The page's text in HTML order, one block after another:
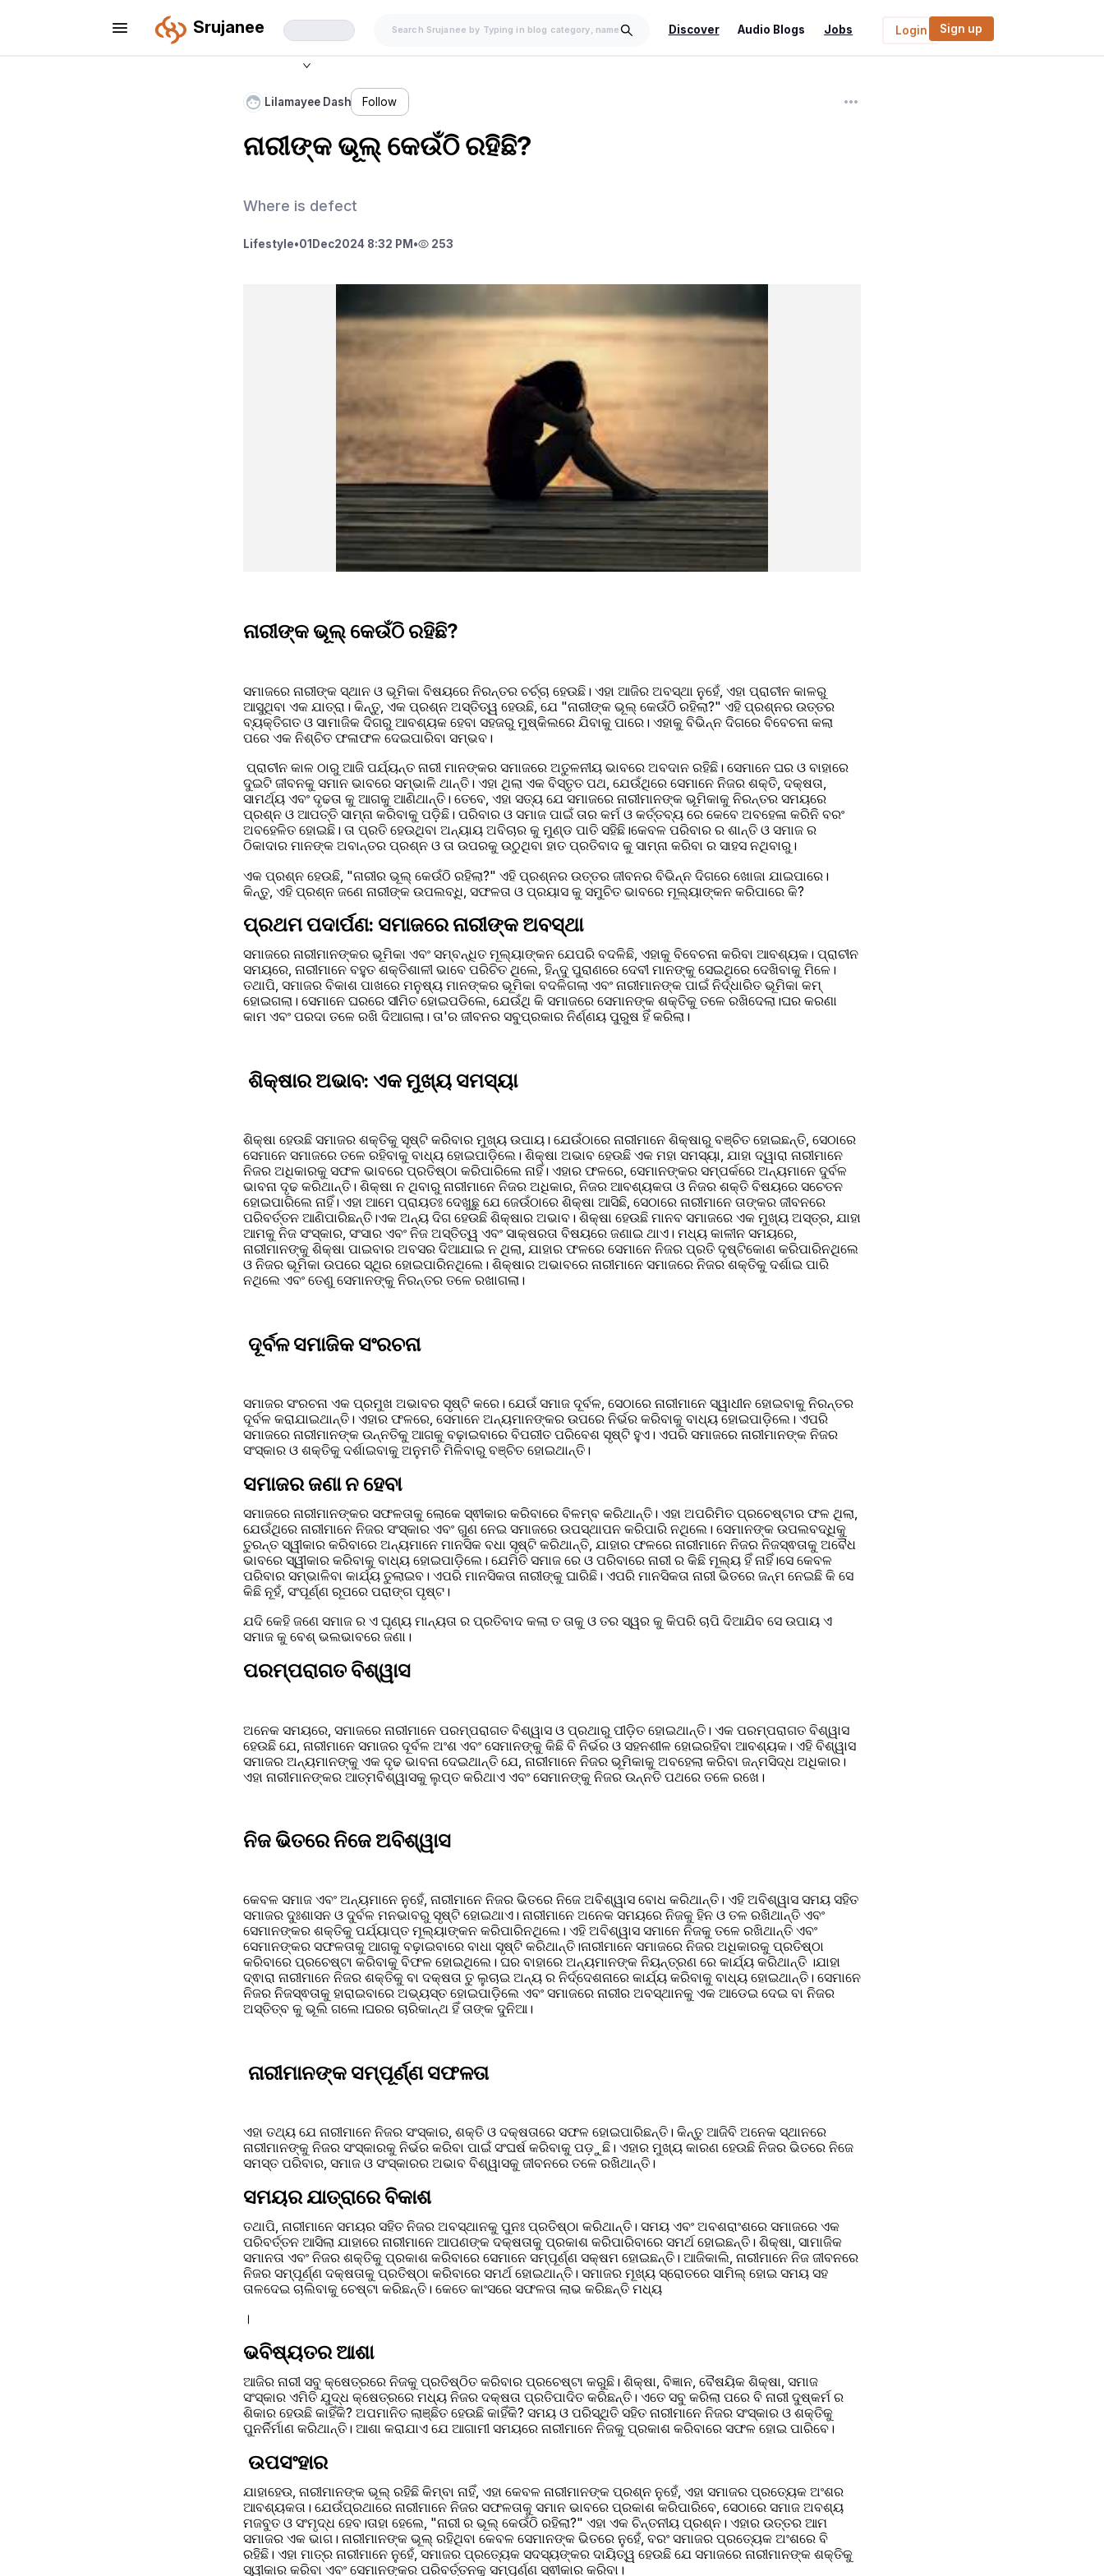
Srujanee Discover Audio Blogs Jobs Login Sign up
Lilamayee Dash Follow
ନାରୀଙ୍କ ଭୂଲ୍ କେଉଁଠି ରହିଛି?
Where is defect
Lifestyle•01 Dec2024 8:32 PM • 253
ନାରୀଙ୍କ ଭୂଲ୍ କେଉଁଠି ରହିଛି?
ସମାଜରେ ନାରୀଙ୍କ ସ୍ଥାନ ଓ ଭୂମିକା ବିଷୟରେ ନିରନ୍ତର ଚର୍ଚ୍ଚା ହେଉଛି। ଏହା ଆଜିର ଅବସ୍ଥା ନୁହେଁ, ଏହା ପ୍ରାଚୀନ କାଳରୁ
ଆସୁଥିବା ଏକ ଯାତ୍ରା। କିନ୍ତୁ, ଏକ ପ୍ରଶ୍ନ ଅସ୍ତିତ୍ୱ ହେଉଛି, ଯେ "ନାରୀଙ୍କ ଭୂଲ୍ କେଉଁଠି ରହିଲା?" ଏହି ପ୍ରଶ୍ନର ଉତ୍ତର
ବ୍ୟକ୍ତିଗତ ଓ ସାମାଜିକ ଦିଗରୁ ଆବଶ୍ୟକ ହେବା ସହଜରୁ ମୁଷ୍କିଲରେ ଯିବାକୁ ପାରେ। ଏହାକୁ ବିଭିନ୍ନ ଦିଗରେ ବିବେଚନା କଲା
ପରେ ଏକ ନିଶ୍ଚିତ ଫଳାଫଳ ଦେଇପାରିବା ସମ୍ଭବ।
ପ୍ରାଚୀନ କାଳ ଠାରୁ ଆଜି ପର୍ଯ୍ୟନ୍ତ ନାରୀ ମାନଙ୍କର ସମାଜରେ ଅତୁଳନୀୟ ଭାବରେ ଅବଦାନ ରହିଛି। ସେମାନେ ଘର ଓ ବାହାରେ
ଦୁଇଟି ଜୀବନକୁ ସମାନ ଭାବରେ ସମ୍ଭାଳି ଥାନ୍ତି। ଏହା ଥିଲା ଏକ ବିସ୍ତୃତ ପଥ, ଯେଉଁଥିରେ ସେମାନେ ନିଜର ଶକ୍ତି, ଦକ୍ଷତା,
ସାମର୍ଥ୍ୟ ଏବଂ ଦୃଢତା କୁ ଆଗକୁ ଆଣିଥାନ୍ତି। ତେବେ, ଏହା ସତ୍ୟ ଯେ ସମାଜରେ ନାରୀମାନଙ୍କ ଭୂମିକାକୁ ନିରନ୍ତର ସମୟରେ
ପ୍ରଶ୍ନ ଓ ଆପତ୍ତି ସାମ୍ନା କରିବାକୁ ପଡ଼ିଛି। ପରିବାର ଓ ସମାଜ ପାଇଁ ତାର କର୍ମ ଓ କର୍ତ୍ତବ୍ୟ ରେ କେବେ ଅବହେଳା କରିନି ବରଂ
ଅବହେଳିତ ହୋଇଛି। ତା ପ୍ରତି ହେଉଥିବା ଅନ୍ୟାୟ ଅବିଚାର କୁ ମୁଣ୍ଡ ପାତି ସହିଛି।କେବଳ ପରିବାର ର ଶାନ୍ତି ଓ ସମାଜ ର
ଠିକାଦାର ମାନଙ୍କ ଅବାନ୍ତର ପ୍ରଶ୍ନ ଓ ତା ଉପରକୁ ଉଠୁଥିବା ହାତ ପ୍ରତିବାଦ କୁ ସାମ୍ନା କରିବା ର ସାହସ ନଥିବାରୁ।
ଏକ ପ୍ରଶ୍ନ ହେଉଛି, "ନାରୀର ଭୂଲ୍ କେଉଁଠି ରହିଲା?" ଏହି ପ୍ରଶ୍ନର ଉତ୍ତର ଜୀବନର ବିଭିନ୍ନ ଦିଗରେ ଖୋଜା ଯାଇପାରେ।
କିନ୍ତୁ, ଏହି ପ୍ରଶ୍ନ ଜଣେ ନାରୀଙ୍କ ଉପଲବ୍ଧି, ସଫଳତା ଓ ପ୍ରୟାସ କୁ ସମୁଚିତ ଭାବରେ ମୂଲ୍ୟାଙ୍କନ କରିପାରେ କି?
ପ୍ରଥମ ପଦାର୍ପଣ: ସମାଜରେ ନାରୀଙ୍କ ଅବସ୍ଥା
ସମାଜରେ ନାରୀମାନଙ୍କର ଭୂମିକା ଏବଂ ସମ୍ବନ୍ଧିତ ମୂଲ୍ୟାଙ୍କନ ଯେପରି ବଦଳିଛି, ଏହାକୁ ବିବେଚନା କରିବା ଆବଶ୍ୟକ। ପ୍ରାଚୀନ
ସମୟରେ, ନାରୀମାନେ ବହୁତ ଶକ୍ତିଶାଳୀ ଭାବେ ପରିଚିତ ଥିଲେ, ହିନ୍ଦୁ ପୁରାଣରେ ଦେବୀ ମାନଙ୍କୁ ସେଇଥିରେ ଦେଖିବାକୁ ମିଳେ।
ତଥାପି, ସମାଜର ବିକାଶ ପାଖରେ ମନୁଷ୍ୟ ମାନଙ୍କର ଭୂମିକା ବଦଳିଗଲା ଏବଂ ନାରୀମାନଙ୍କ ପାଇଁ ନିର୍ଦ୍ଧାରିତ ଭୂମିକା କମ୍
ହୋଇଗଲା। ସେମାନେ ଘରରେ ସୀମିତ ହୋଇପଡିଲେ, ଯେଉଁଥି କି ସମାଜରେ ସେମାନଙ୍କ ଶକ୍ତିକୁ ତଳେ ରଖିଦେଲା।ଘର କରଣା
କାମ ଏବଂ ପରଦା ତଳେ ରଖି ଦିଆଗଲା। ତା'ର ଜୀବନର ସବୁପ୍ରକାର ନିର୍ଣ୍ଣୟ ପୁରୁଷ ହିଁ କରିଲା।
ଶିକ୍ଷାର ଅଭାବ: ଏକ ମୁଖ୍ୟ ସମସ୍ୟା
ଶିକ୍ଷା ହେଉଛି ସମାଜର ଶକ୍ତିକୁ ସୃଷ୍ଟି କରିବାର ମୁଖ୍ୟ ଉପାୟ। ଯେଉଁଠାରେ ନାରୀମାନେ ଶିକ୍ଷାରୁ ବଞ୍ଚିତ ହୋଇଛନ୍ତି, ସେଠାରେ
ସେମାନେ ସମାଜରେ ତଳେ ରହିବାକୁ ବାଧ୍ୟ ହୋଇପାଡ଼ିଲେ। ଶିକ୍ଷା ଅଭାବ ହେଉଛି ଏକ ମହା ସମସ୍ୟା, ଯାହା ଦ୍ୱାରା ନାରୀମାନେ
ନିଜର ଅଧିକାରକୁ ସଫଳ ଭାବରେ ପ୍ରତିଷ୍ଠା କରିପାରିଲେ ନାହିଁ। ଏହାର ଫଳରେ, ସେମାନଙ୍କର ସମ୍ପର୍କରେ ଅନ୍ୟମାନେ ଦୁର୍ବଳ
ଭାବନା ଦୃଢ କରିଥାନ୍ତି। ଶିକ୍ଷା ନ ଥିବାରୁ ନାରୀମାନେ ନିଜର ଅଧିକାର, ନିଜର ଆବଶ୍ୟକତା ଓ ନିଜର ଶକ୍ତି ବିଷୟରେ ସଚେତନ
ହୋଇପାରିଲେ ନାହିଁ। ଏହା ଆମେ ପ୍ରାୟତଃ ଦେଖୁଛୁ ଯେ ଜେଉଁଠାରେ ଶିକ୍ଷା ଆସିଛି, ସେଠାରେ ନାରୀମାନେ ତାଙ୍କର ଜୀବନରେ
ପରିବର୍ତ୍ତନ ଆଣିପାରିଛନ୍ତି।ଏକ ଅନ୍ୟ ଦିଗ ହେଉଛି ଶିକ୍ଷାର ଅଭାବ। ଶିକ୍ଷା ହେଉଛି ମାନବ ସମାଜରେ ଏକ ମୁଖ୍ୟ ଅସ୍ତ୍ର, ଯାହା
ଆମକୁ ନିଜ ସଂସ୍କାର, ସଂସାର ଏବଂ ନିଜ ଅସ୍ତିତ୍ୱ ଏବଂ ସାକ୍ଷରତା ବିଷୟରେ ଜଣାଇ ଥାଏ। ମଧ୍ୟ କାଳୀନ ସମୟରେ,
ନାରୀମାନଙ୍କୁ ଶିକ୍ଷା ପାଇବାର ଅବସର ଦିଆଯାଇ ନ ଥିଲା, ଯାହାର ଫଳରେ ସେମାନେ ନିଜର ପ୍ରତି ଦୃଷ୍ଟିକୋଣ କରିପାରିନଥିଲେ
ଓ ନିଜର ଭୂମିକା ଉପରେ ସ୍ଥିର ହୋଇପାରିନଥିଲେ। ଶିକ୍ଷାର ଅଭାବରେ ନାରୀମାନେ ସମାଜରେ ନିଜର ଶକ୍ତିକୁ ଦର୍ଶାଇ ପାରି
ନଥିଲେ ଏବଂ ତେଣୁ ସେମାନଙ୍କୁ ନିରନ୍ତର ତଳେ ରଖାଗଲା।
ଦୂର୍ବଳ ସମାଜିକ ସଂରଚନା
ସମାଜର ସଂରଚନା ଏକ ପ୍ରମୁଖ ଅଭାବର ସୃଷ୍ଟି କରେ। ଯେଉଁ ସମାଜ ଦୂର୍ବଳ, ସେଠାରେ ନାରୀମାନେ ସ୍ୱାଧୀନ ହୋଇବାକୁ ନିରନ୍ତର
ଦୂର୍ବଳ କରାଯାଇଥାନ୍ତି। ଏହାର ଫଳରେ, ସେମାନେ ଅନ୍ୟମାନଙ୍କର ଉପରେ ନିର୍ଭର କରିବାକୁ ବାଧ୍ୟ ହୋଇପାଡ଼ିଲେ। ଏପରି
ସମାଜରେ ନାରୀମାନଙ୍କ ଉନ୍ନତିକୁ ଆଗକୁ ବଢ଼ାଇବାରେ ବିପରୀତ ପରିବେଶ ସୃଷ୍ଟି ହୁଏ। ଏପରି ସମାଜରେ ନାରୀମାନଙ୍କ ନିଜର
ସଂସ୍କାର ଓ ଶକ୍ତିକୁ ଦର୍ଶାଇବାକୁ ଅନୁମତି ମିଳିବାରୁ ବଞ୍ଚିତ ହୋଇଥାନ୍ତି।
ସମାଜର ଜଣା ନ ହେବା
ସମାଜରେ ନାରୀମାନଙ୍କର ସଫଳତାକୁ ଲୋକେ ସ୍ଵୀକାର କରିବାରେ ବିଳମ୍ବ କରିଥାନ୍ତି। ଏହା ଅପରିମିତ ପ୍ରଚେଷ୍ଟାର ଫଳ ଥିଲା,
ଯେଉଁଥିରେ ନାରୀମାନେ ନିଜର ସଂସ୍କାର ଏବଂ ଗୁଣ ନେଇ ସମାଜରେ ଉପସ୍ଥାପନ କରିପାରି ନଥିଲେ। ସେମାନଙ୍କ ଉପଲବଦ୍ଧିକୁ
ତୁରନ୍ତ ସ୍ୱୀକାର କରିବାରେ ଅନ୍ୟମାନେ ମାନସିକ ବଧା ସୃଷ୍ଟି କରିଥାନ୍ତି, ଯାହାର ଫଳରେ ନାରୀମାନେ ନିଜର ନିଜସ୍ଵତାକୁ ଅବୈଧ
ଭାବରେ ସ୍ୱୀକାର କରିବାକୁ ବାଧ୍ୟ ହୋଇପାଡ଼ିଲେ। ଯେମିତି ସମାଜ ରେ ଓ ପରିବାରେ ନାରୀ ର କିଛି ମୂଲ୍ୟ ହିଁ ନାହିଁ।ସେ କେବଳ
ପରିବାର ସମ୍ଭାଳିବା କାର୍ଯ୍ୟ ତୁଲାଇବ। ଏପରି ମାନସିକତା ନାରୀଙ୍କୁ ଘାରିଛି। ଏପରି ମାନସିକତା ନାରୀ ଭିତରେ ଜନ୍ମ ନେଇଛି କି ସେ
କିଛି ନୂହଁ, ସଂପୂର୍ଣ୍ଣ ରୂପରେ ପରାଙ୍ଗ ପୃଷ୍ଟ।
ଯଦି କେହି ଜଣେ ସମାଜ ର ଏ ଘୃଣ୍ୟ ମାନ୍ୟତା ର ପ୍ରତିବାଦ କଲା ତ ତାକୁ ଓ ତର ସ୍ୱର କୁ କିପରି ଚାପି ଦିଆଯିବ ସେ ଉପାୟ ଏ
ସମାଜ କୁ ବେଶ୍ ଭଲଭାବରେ ଜଣା।
ପରମ୍ପରାଗତ ବିଶ୍ୱାସ
ଅନେକ ସମୟରେ, ସମାଜରେ ନାରୀମାନେ ପରମ୍ପରାଗତ ବିଶ୍ୱାସ ଓ ପ୍ରଥାରୁ ପୀଡ଼ିତ ହୋଇଥାନ୍ତି। ଏକ ପରମ୍ପରାଗତ ବିଶ୍ୱାସ
ହେଉଛି ଯେ, ନାରୀମାନେ ସମାଜର ଦୂର୍ବଳ ଅଂଶ ଏବଂ ସେମାନଙ୍କୁ କିଛି ବି ନିର୍ଭର ଓ ସହନଶୀଳ ହୋଇରହିବା ଆବଶ୍ୟକ। ଏହି ବିଶ୍ୱାସ
ସମାଜର ଅନ୍ୟମାନଙ୍କୁ ଏକ ଦୃଢ ଭାବନା ଦେଇଥାନ୍ତି ଯେ, ନାରୀମାନେ ନିଜର ଭୂମିକାକୁ ଅବହେଲା କରିବା ଜନ୍ମସିଦ୍ଧ ଅଧିକାର।
ଏହା ନାରୀମାନଙ୍କର ଆତ୍ମବିଶ୍ୱାସକୁ ଲୁପ୍ତ କରିଥାଏ ଏବଂ ସେମାନଙ୍କୁ ନିଜର ଉନ୍ନତି ପଥରେ ତଳେ ରଖେ।
ନିଜ ଭିତରେ ନିଜେ ଅବିଶ୍ୱାସ
କେବଳ ସମାଜ ଏବଂ ଅନ୍ୟମାନେ ନୁହେଁ, ନାରୀମାନେ ନିଜର ଭିତରେ ନିଜେ ଅବିଶ୍ୱାସ ବୋଧ କରିଥାନ୍ତି। ଏହି ଅବିଶ୍ୱାସ ସମୟ ସହିତ
ସମାଜର ଦୁଃଶାସନ ଓ ଦୁର୍ବଳ ମନଭାବରୁ ସୃଷ୍ଟି ହୋଇଥାଏ। ନାରୀମାନେ ଅନେକ ସମୟରେ ନିଜକୁ ହିନ ଓ ତଳ ରଖିଥାନ୍ତି ଏବଂ
ସେମାନଙ୍କର ଶକ୍ତିକୁ ପର୍ଯ୍ୟାପ୍ତ ମୂଲ୍ୟାଙ୍କନ କରିପାରିନଥିଲେ। ଏହି ଅବିଶ୍ୱାସ ସମାନେ ନିଜକୁ ତଳେ ରଖିଥାନ୍ତି ଏବଂ
ସେମାନଙ୍କର ସଫଳତାକୁ ଆଗକୁ ବଢ଼ାଇବାରେ ବାଧା ସୃଷ୍ଟି କରିଥାନ୍ତି।ନାରୀମାନେ ସମାଜରେ ନିଜର ଅଧିକାରକୁ ପ୍ରତିଷ୍ଠା
କରିବାରେ ପ୍ରଚେଷ୍ଟା କରିବାକୁ ବିଫଳ ହୋଇଥିଲେ। ଘର ବାହାରେ ଅନ୍ୟମାନଙ୍କ ନିୟନ୍ତ୍ରଣ ରେ କାର୍ଯ୍ୟ କରିଥାନ୍ତି ।ଯାହା
ଦ୍ଵାରା ନାରୀମାନେ ନିଜର ଶକ୍ତିକୁ ବା ଦକ୍ଷତା ତୁ ଲୁଚାଇ ଅନ୍ୟ ର ନିର୍ଦ୍ଦେଶନାରେ କାର୍ଯ୍ୟ କରିବାକୁ ବାଧ୍ୟ ହୋଇଥାନ୍ତି। ସେମାନେ
ନିଜର ନିଜସ୍ଵତାକୁ ହାରାଇବାରେ ଅଭ୍ୟସ୍ତ ହୋଇପାଡ଼ିଲେ ଏବଂ ସମାଜରେ ନାରୀର ଅବସ୍ଥାନକୁ ଏକ ଆଡେଇ ଦେଇ ବା ନିଜର
ଅସ୍ତିତ୍ବ କୁ ଭୂଲି ଗଲେ।ଘରର ଚାରିକାନ୍ଥ ହିଁ ତାଙ୍କ ଦୁନିଆ।
ନାରୀମାନଙ୍କ ସମ୍ପୂର୍ଣ୍ଣ ସଫଳତା
ଏହା ତଥ୍ୟ ଯେ ନାରୀମାନେ ନିଜର ସଂସ୍କାର, ଶକ୍ତି ଓ ଦକ୍ଷତାରେ ସଫଳ ହୋଇପାରିଛନ୍ତି। କିନ୍ତୁ ଆଜିବି ଅନେକ ସ୍ଥାନରେ
ନାରୀମାନଙ୍କୁ ନିଜର ସଂସ୍କାରକୁ ନିର୍ଭର କରିବା ପାଇଁ ସଂଘର୍ଷ କରିବାକୁ ପଡ଼ୁଛି। ଏହାର ମୁଖ୍ୟ କାରଣ ହେଉଛି ନିଜର ଭିତରେ ନିଜେ
ସମସ୍ତ ପରିବାର, ସମାଜ ଓ ସଂସ୍କାରର ଅଭାବ ବିଶ୍ୱାସକୁ ଜୀବନରେ ତଳେ ରଖିଥାନ୍ତି।
ସମୟର ଯାତ୍ରାରେ ବିକାଶ
ତଥାପି, ନାରୀମାନେ ସମୟର ସହିତ ନିଜର ଅବସ୍ଥାନକୁ ପୁନଃ ପ୍ରତିଷ୍ଠା କରିଥାନ୍ତି। ସମୟ ଏବଂ ଅବଶରାଂଶରେ ସମାଜରେ ଏକ
ପରିବର୍ତ୍ତନ ଆସିଲା ଯାହାରେ ନାରୀମାନେ ଆପଣଙ୍କ ଦକ୍ଷତାକୁ ପ୍ରକାଶ କରିପାରିବାରେ ସମର୍ଥ ହୋଇଛନ୍ତି। ଶିକ୍ଷା, ସାମାଜିକ
ସମାନତା ଏବଂ ନିଜର ଶକ୍ତିକୁ ପ୍ରକାଶ କରିବାରେ ସେମାନେ ସମ୍ପୂର୍ଣ୍ଣ ସକ୍ଷମ ହୋଇଛନ୍ତି। ଆଜିକାଲି, ନାରୀମାନେ ନିଜ ଜୀବନରେ
ନିଜର ସମ୍ପୂର୍ଣ୍ଣ ଦକ୍ଷତାକୁ ପ୍ରତିଷ୍ଠା କରିବାରେ ସମର୍ଥ ହୋଇଥାନ୍ତି। ସମାଜର ମୂଖ୍ୟ ସ୍ରୋତରେ ସାମିଲ୍ ହୋଇ ସମୟ ସହ
ତାଳଦେଇ ଚାଲିବାକୁ ଚେଷ୍ଟା କରିଛନ୍ତି। କେତେ କାଂସରେ ସଫଳତା ଲାଭ କରିଛନ୍ତି ମଧ୍ୟ
।
ଭବିଷ୍ୟତର ଆଶା
ଆଜିର ନାରୀ ସବୁ କ୍ଷେତ୍ରରେ ନିଜକୁ ପ୍ରତିଷ୍ଠିତ କରିବାର ପ୍ରଚେଷ୍ଟା କରୁଛି। ଶିକ୍ଷା, ବିଜ୍ଞାନ, ବୈଷୟିକ ଶିକ୍ଷା, ସମାଜ
ସଂସ୍କାର ଏମିତି ଯୁଦ୍ଧ କ୍ଷେତ୍ରରେ ମଧ୍ୟ ନିଜର ଦକ୍ଷତା ପ୍ରତିପାଦିତ କରିଛନ୍ତି। ଏତେ ସବୁ କରିଲା ପରେ ବି ନାରୀ ଦୁଷ୍କର୍ମ ର
ଶିକାର ହେଉଛି କାହିଁକି? ଅପମାନିତ ଲାଞ୍ଛିତ ହେଉଛି କାହିଁକି? ସମୟ ଓ ପରିସ୍ଥିତି ସହିତ ନାରୀମାନେ ନିଜର ସଂସ୍କାର ଓ ଶକ୍ତିକୁ
ପୁନର୍ନିର୍ମାଣ କରିଥାନ୍ତି। ଆଶା କରାଯାଏ ଯେ ଆଗାମୀ ସମୟରେ ନାରୀମାନେ ନିଜକୁ ପ୍ରକାଶ କରିବାରେ ସଫଳ ହୋଇ ପାରିବେ।
ଉପସଂହାର
ଯାହାହେଉ, ନାରୀମାନଙ୍କ ଭୂଲ୍ ରହିଛି କିମ୍ବା ନାହିଁ, ଏହା କେବଳ ନାରୀମାନଙ୍କ ପ୍ରଶ୍ନ ନୁହେଁ, ଏହା ସମାଜର ପ୍ରତ୍ୟେକ ଅଂଶର
ଆବଶ୍ୟକତା। ଯେଉଁପ୍ରଥାରେ ନାରୀମାନେ ନିଜର ସଫଳତାକୁ ସମାନ ଭାବରେ ପ୍ରକାଶ କରିପାରିବେ, ସେଠାରେ ସମାଜ ଅବଶ୍ୟ
ମଜବୁତ ଓ ସଂମୃଦ୍ଧ ହେବ।ତାହା ହେଲେ, "ନାରୀ ର ଭୂଲ୍ କେଉଁଠି ରହିଲା?" ଏହା ଏକ ଚିନ୍ତନୀୟ ପ୍ରଶ୍ନ। ଏହାର ଉତ୍ତର ଆମ
ସମାଜର ଏକ ଭାଗ। ନାରୀମାନଙ୍କ ଭୂଲ୍ ରହିଥିବା କେବଳ ସେମାନଙ୍କ ଭିତରେ ନୁହେଁ, ବରଂ ସମାଜର ପ୍ରତ୍ୟେକ ଅଂଶରେ ବି
ରହିଛି। ଏହା ମାତ୍ର ନାରୀମାନେ ନୁହେଁ, ସମାଜର ପ୍ରତ୍ୟେକ ସଦସ୍ୟଙ୍କର ଦାୟିତ୍ୱ ହେଉଛି ଯେ ସମାଜରେ ନାରୀମାନଙ୍କ ଶକ୍ତିକୁ
ସ୍ୱୀକାର କରିବା ଏବଂ ସେମାନଙ୍କର ପରିବର୍ତ୍ତନକୁ ସମ୍ପୂର୍ଣ୍ଣ ସ୍ଵୀକାର କରିବା।